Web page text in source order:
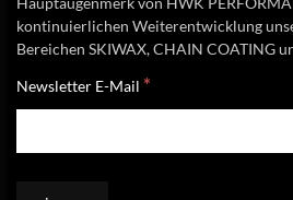
kontinuierlichen Weiterentwicklung
Bereichen SKIWAX, CHAIN COATING
Newsletter E-Mail *